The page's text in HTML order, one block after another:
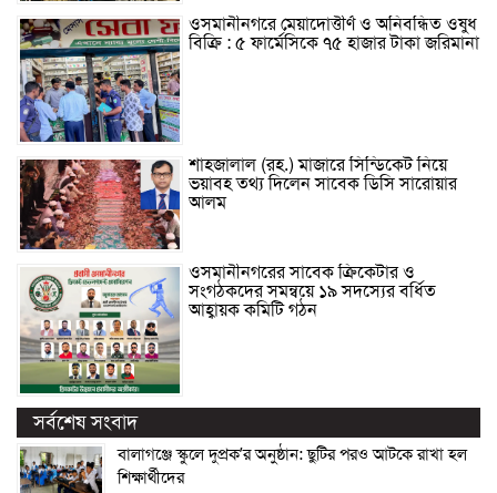
ওসমানীনগরে মেয়াদোত্তীর্ণ ও অনিবন্ধিত ওষুধ
বিক্রি : ৫ ফার্মেসিকে ৭৫ হাজার টাকা জরিমানা
শাহজালাল (রহ.) মাজারে সিন্ডিকেট নিয়ে
ভয়াবহ তথ্য দিলেন সাবেক ডিসি সারোয়ার
আলম
ওসমানীনগরের সাবেক ক্রিকেটার ও
সংগঠকদের সমন্বয়ে ১৯ সদস্যের বর্ধিত
আহ্বায়ক কমিটি গঠন
সর্বশেষ সংবাদ
বালাগঞ্জে স্কুলে দুপ্রক’র অনুষ্ঠান: ছুটির পরও আটকে রাখা হল
শিক্ষার্থীদের